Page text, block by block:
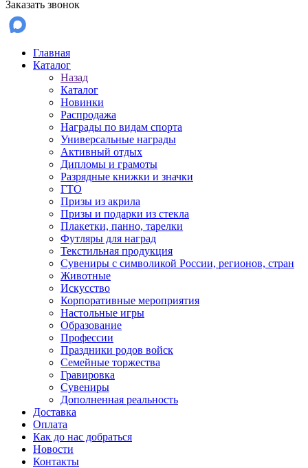
Заказать звонок
Главная
Каталог
Назад
Каталог
Новинки
Распродажа
Награды по видам спорта
Универсальные награды
Активный отдых
Дипломы и грамоты
Разрядные книжки и значки
ГТО
Призы из акрила
Призы и подарки из стекла
Плакетки, панно, тарелки
Футляры для наград
Текстильная продукция
Сувениры с символикой России, регионов, стран
Животные
Искусство
Корпоративные мероприятия
Настольные игры
Образование
Профессии
Праздники родов войск
Семейные торжества
Гравировка
Сувениры
Дополненная реальность
Доставка
Оплата
Как до нас добраться
Новости
Контакты